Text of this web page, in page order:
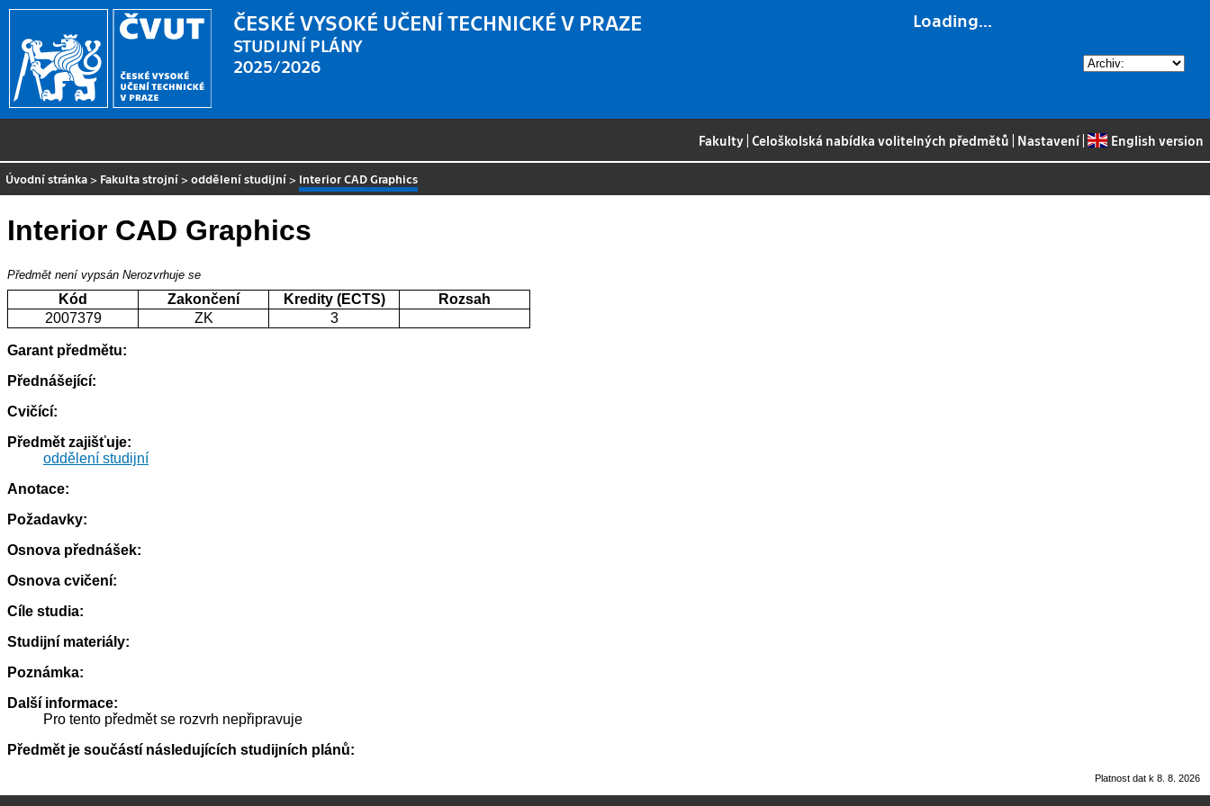
Loading...
ČESKÉ VYSOKÉ UČENÍ TECHNICKÉ V PRAZE
STUDIJNÍ PLÁNY
2025/2026
Fakulty |Celoškolská nabídka volitelných předmětů Nastavení| English version
Úvodní stránka > Fakulta strojní >oddělení studijní > Interior CAD Graphics
Interior CAD Graphics
Předmět není vypsán Nerozvrhuje se
Kód Zakončení Kredity (ECTS)
Rozsah
2007379
ZK 3
Garant předmětu:
Přednášející:
Cvičící:
Předmět zajišťuje:
oddělení studijní
Anotace:
Požadavky:
Osnova přednášek:
Osnova cvičení:
Cíle studia:
Studijní materiály:
Poznámka:
Další informace:
Pro tento předmět se rozvrh nepřipravuje
Předmět je součástí následujících studijních plánů:
Platnost dat k 8. 8. 2026